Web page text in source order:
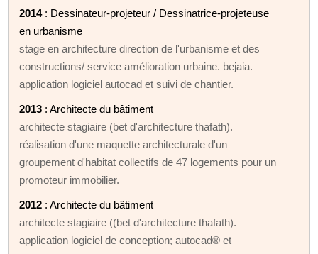
2014: Dessinateur-projeteur / Dessinatrice-projeteuse
en urbanisme
stage en architecture direction de l'urbanisme et des
constructions/ service amélioration urbaine. bejaia.
application logiciel autocad et suivi de chantier.
2013 : Architecte du bâtiment
architecte stagiaire (bet d'architecture thafath).
réalisation d'une maquette architecturale d'un
groupement d'habitat collectifs de 47 logements pour un
promoteur immobilier.
2012 : Architecte du bâtiment
architecte stagiaire ((bet d'architecture thafath).
application logiciel de conception; autocad® et